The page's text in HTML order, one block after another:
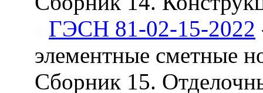
ГЭСН 81-02-15-2022
элементные сметные
Сборник 15.